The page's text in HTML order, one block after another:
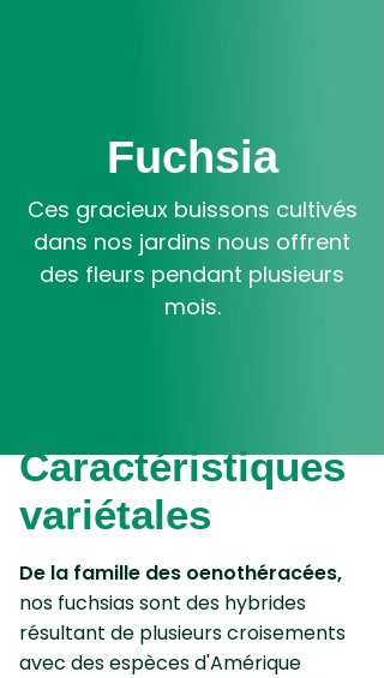
Fuchsia
Ces gracieux buissons cultivés
dans nos jardins nous offrent
des fleurs pendant plusieurs
mois.
Caractéristiques
variétales
De la famille des oenothéracées,
nos fuchsias sont des hybrides
résultant de plusieurs croisements
avec des espèces d'Amérique